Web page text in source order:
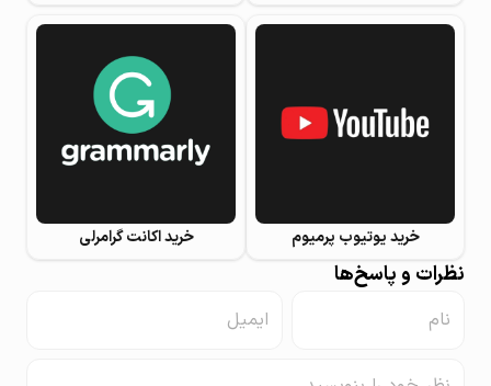
خرید یوتیوب پرمیوم خرید اکانت گرامرلی
نظرات و پاسخ‌ها